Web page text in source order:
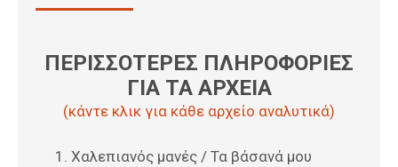
ΠΕΡΙΣΣΟΤΕΡΕΣ ΠΛΗΡΟΦΟΡΙΕΣ
ΓΙΑ ΤΑ ΑΡΧΕΙΑ
(κάντε κλικ για κάθε αρχείο αναλυτικά)
Χαλεπιανός μανές / Τα βάσανά μου